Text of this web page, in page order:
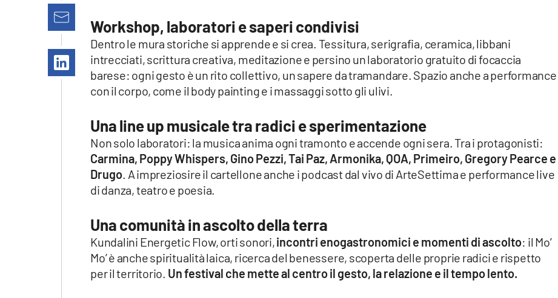
lacapitalenews.it
Vai
Workshop, laboratori e saperi condivisi
Dentro le mura storiche si apprende e si crea. Tessitura, serigrafia, ceramica, libbani
intrecciati, scrittura creativa, meditazione e persino un laboratorio gratuito di focaccia
barese: ogni gesto è un rito collettivo, un sapere da tramandare. Spazio anche a performance
con il corpo, come il body painting e i massaggi sotto gli ulivi.
Una line up musicale tra radici e sperimentazione
Non solo laboratori: la musica anima ogni tramonto e accende ogni sera. Tra i protagonisti:
Carmina, Poppy Whispers, Gino Pezzi, Tai Paz, Armonika, QOA, Primeiro, Gregory Pearce e
Drugo. A impreziosire il cartellone anche i podcast dal vivo di ArteSettima e performance live
di danza, teatro e poesia.
Una comunità in ascolto della terra
Kundalini Energetic Flow, orti sonori,incontri enogastronomici e momenti di ascolto: il Mo’
Mo’ è anche spiritualità laica, ricerca del benessere, scoperta delle proprie radici e rispetto
per il territorio. Un festival che mette al centro il gesto, la relazione e il tempo lento.